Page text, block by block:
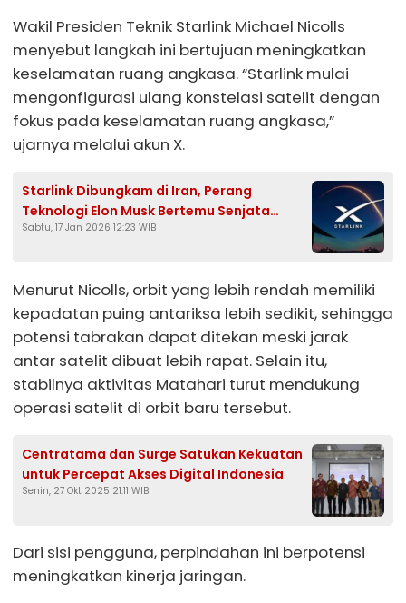
Wakil Presiden Teknik Starlink Michael Nicolls
menyebut langkah ini bertujuan meningkatkan
keselamatan ruang angkasa. “Starlink mulai
mengonfigurasi ulang konstelasi satelit dengan
fokus pada keselamatan ruang angkasa,”
ujarnya melalui akun X.
Starlink Dibungkam di Iran, Perang
Teknologi Elon Musk Bertemu Senjata
Elektronik Rusia
Sabtu, 17 Jan 2026 12:23 WIB
Menurut Nicolls, orbit yang lebih rendah memiliki
kepadatan puing antariksa lebih sedikit, sehingga
potensi tabrakan dapat ditekan meski jarak
antar satelit dibuat lebih rapat. Selain itu,
stabilnya aktivitas Matahari turut mendukung
operasi satelit di orbit baru tersebut.
Centratama dan Surge Satukan Kekuatan
untuk Percepat Akses Digital Indonesia
Senin, 27 Okt 2025 21:11 WIB
Dari sisi pengguna, perpindahan ini berpotensi
meningkatkan kinerja jaringan.